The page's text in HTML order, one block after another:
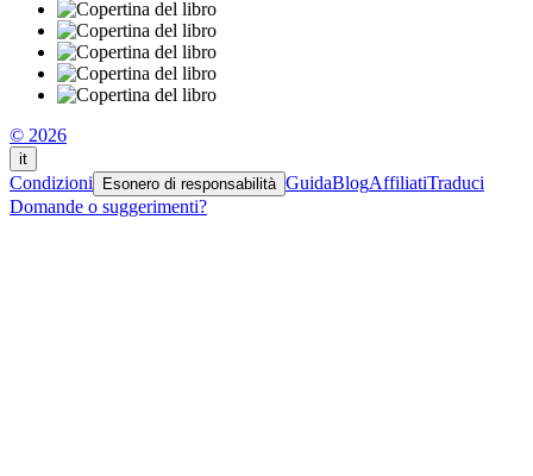
© 2026
it
Condizioni Esonero di responsabilità GuidaBlogAffiliatiTraduci
Domande o suggerimenti?